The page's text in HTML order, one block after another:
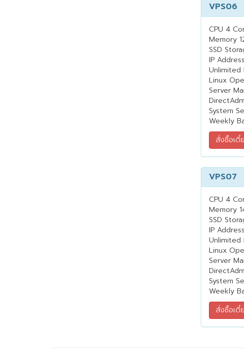
VPS06
CPU 4
Memory
SSD
IP
Unlimited
Linux
Server
System
Weekly
VPS07
CPU 4
Memory
SSD
IP
Unlimited
Linux
Server
System
Weekly